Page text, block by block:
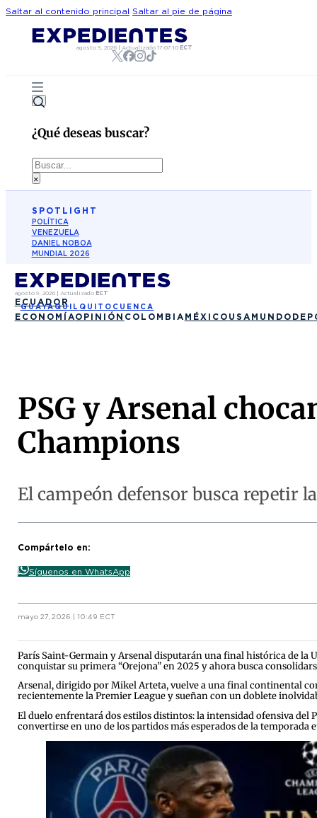
Saltar al contenido principal Saltar al pie de página
agosto 9, 2026 |Actualizado17:07:10 ECT
¿Qué deseas buscar?
Buscar
×
SPOTLIGHT
POLÍTICA
VENEZUELA
DANIEL NOBOA
MUNDIAL 2026
agosto 9, 2026| Actualizado ECT
ECUADOR
GUAYAQUIL QUITO CUENCA
ECONOMÍAOPINIÓN COLOMBIA MÉXICO USA MUNDO
PSG y Arsenal
Champions
El campeón defensor busca repetir
Compártelo en:
Síguenos en WhatsApp
mayo 27, 2026 | 10:49 ECT
París Saint-Germain y Arsenal disputarán una final histórica de la
conquistar su primera “Orejona” en 2025 y ahora busca
Arsenal, dirigido por Mikel Arteta, vuelve a una final continental
recientemente la Premier League y sueñan con un doblete
El duelo enfrentará dos estilos distintos: la intensidad ofensiva del
convertirse en uno de los partidos más esperados de la temporada